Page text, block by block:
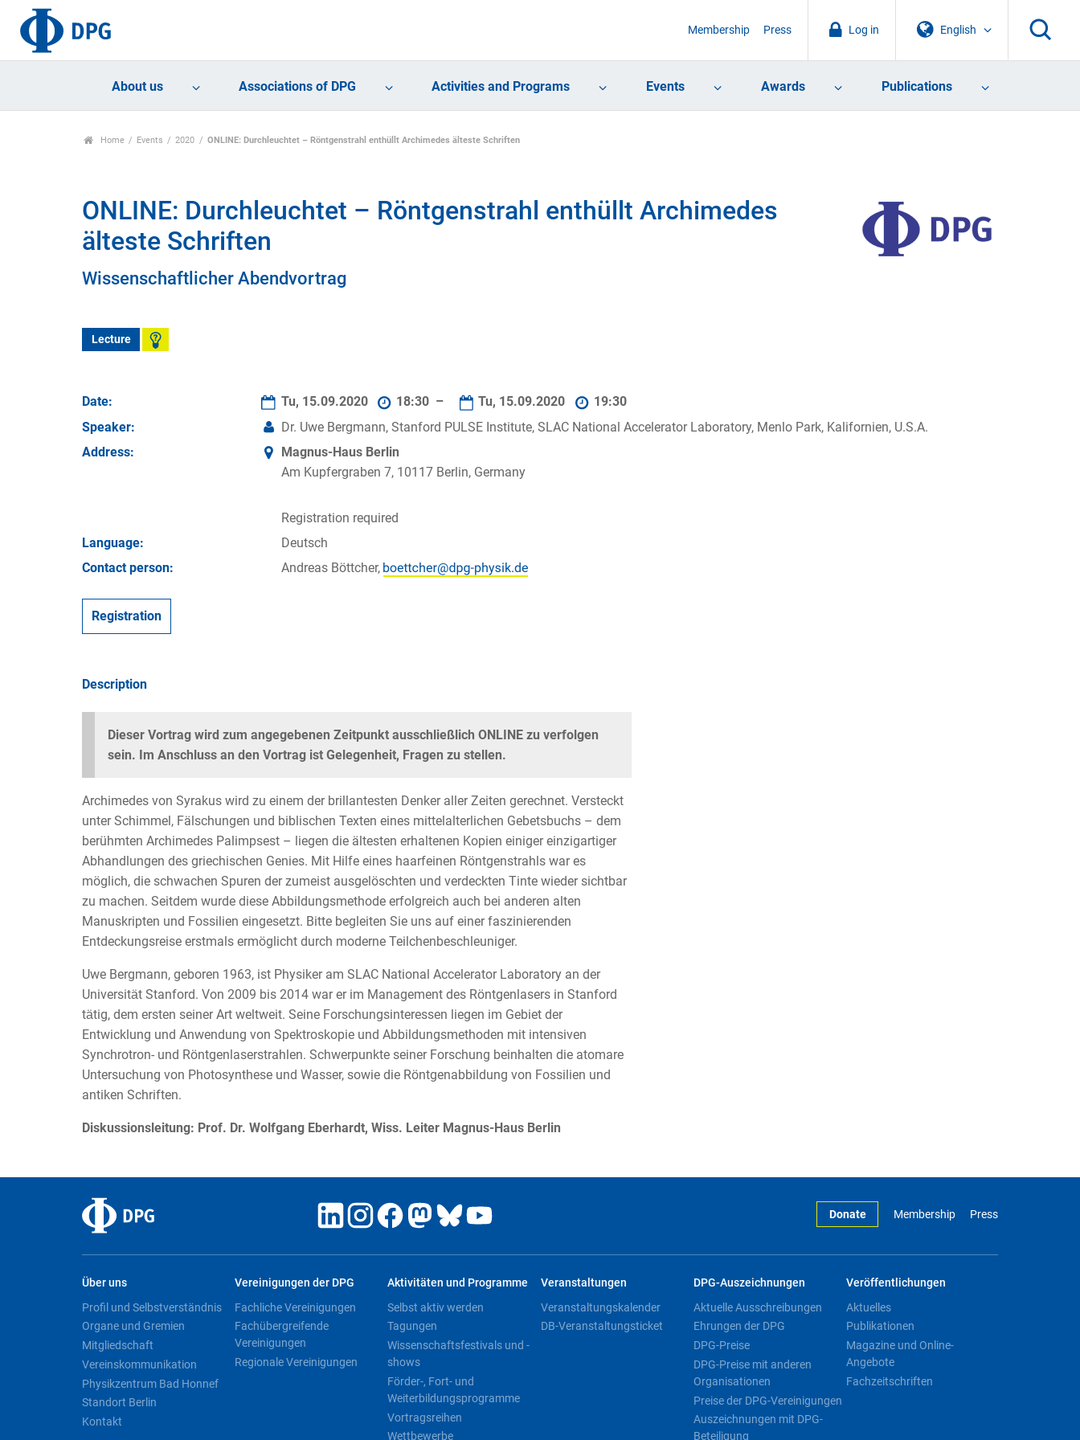
English
Log in
Membership Press
About us Associations of DPG Activities and Programs Events Awards Publications
Home Events 2020 ONLINE: Durchleuchtet – Röntgenstrahl enthüllt Archimedes älteste Schriften
ONLINE: Durchleuchtet – Röntgenstrahl enthüllt Archimedes
älteste Schriften
Wissenschaftlicher Abendvortrag
Lecture
Date: Tu, 15.09.2020 18:30 – Tu, 15.09.2020
19:30
Speaker:
Dr. Uwe Bergmann, Stanford PULSE Institute, SLAC National Accelerator Laboratory, Menlo Park, Kalifornien, U.S.A.
Address:
Magnus-Haus Berlin
Am Kupfergraben 7, 10117 Berlin, Germany
Registration required
Language:
Deutsch
Contact person:
Andreas Böttcher,
Registration
Description
Dieser Vortrag wird zum angegebenen Zeitpunkt ausschließlich ONLINE zu verfolgen
sein. Im Anschluss an den Vortrag ist Gelegenheit, Fragen zu stellen.
Archimedes von Syrakus wird zu einem der brillantesten Denker aller Zeiten gerechnet. Versteckt
unter Schimmel, Fälschungen und biblischen Texten eines mittelalterlichen Gebetsbuchs – dem
berühmten Archimedes Palimpsest – liegen die ältesten erhaltenen Kopien einiger einzigartiger
Abhandlungen des griechischen Genies. Mit Hilfe eines haarfeinen Röntgenstrahls war es
möglich, die schwachen Spuren der zumeist ausgelöschten und verdeckten Tinte wieder sichtbar
zu machen. Seitdem wurde diese Abbildungsmethode erfolgreich auch bei anderen alten
Manuskripten und Fossilien eingesetzt. Bitte begleiten Sie uns auf einer faszinierenden
Entdeckungsreise erstmals ermöglicht durch moderne Teilchenbeschleuniger.
Uwe Bergmann, geboren 1963, ist Physiker am SLAC National Accelerator Laboratory an der
Universitӓt Stanford. Von 2009 bis 2014 war er im Management des Röntgenlasers in Stanford
tӓtig, dem ersten seiner Art weltweit. Seine Forschungsinteressen liegen im Gebiet der
Entwicklung und Anwendung von Spektroskopie und Abbildungsmethoden mit intensiven
Synchrotron- und Röntgenlaserstrahlen. Schwerpunkte seiner Forschung beinhalten die atomare
Untersuchung von Photosynthese und Wasser, sowie die Röntgenabbildung von Fossilien und
antiken Schriften.
Diskussionsleitung: Prof. Dr. Wolfgang Eberhardt, Wiss. Leiter Magnus-Haus Berlin
Donate Membership Press
Über uns
Profil und Selbstverständnis
Organe und Gremien
Mitgliedschaft
Vereinskommunikation
Physikzentrum Bad Honnef
Standort Berlin
Kontakt
Vereinigungen der DPG
Fachliche Vereinigungen
Fachübergreifende
Vereinigungen
Regionale Vereinigungen
Aktivitäten und Programme
Selbst aktiv werden
Tagungen
Wissenschaftsfestivals und -
shows
Förder-, Fort- und
Weiterbildungsprogramme
Vortragsreihen
Wettbewerbe
Veranstaltungen
Veranstaltungskalender
DB-Veranstaltungsticket
DPG-Auszeichnungen
Aktuelle Ausschreibungen
Ehrungen der DPG
DPG-Preise
DPG-Preise mit anderen
Organisationen
Preise der DPG-Vereinigungen
Auszeichnungen mit DPG-
Beteiligung
Veröffentlichungen
Aktuelles
Publikationen
Magazine und Online-
Angebote
Fachzeitschriften